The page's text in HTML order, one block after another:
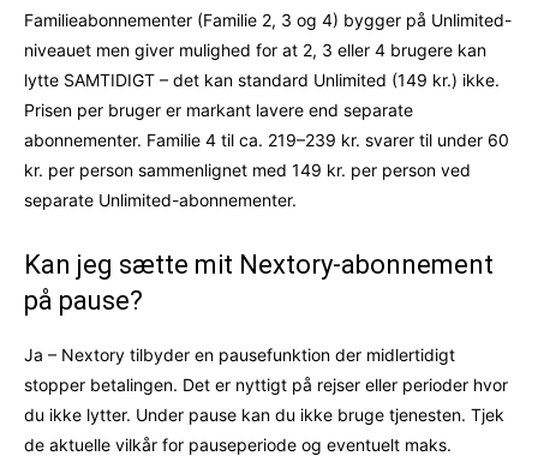
Familieabonnementer (Familie 2, 3 og 4) bygger på Unlimited-
niveauet men giver mulighed for at 2, 3 eller 4 brugere kan
lytte SAMTIDIGT – det kan standard Unlimited (149 kr.) ikke.
Prisen per bruger er markant lavere end separate
abonnementer. Familie 4 til ca. 219–239 kr. svarer til under 60
kr. per person sammenlignet med 149 kr. per person ved
separate Unlimited-abonnementer.
Kan jeg sætte mit Nextory-abonnement
på pause?
Ja – Nextory tilbyder en pausefunktion der midlertidigt
stopper betalingen. Det er nyttigt på rejser eller perioder hvor
du ikke lytter. Under pause kan du ikke bruge tjenesten. Tjek
de aktuelle vilkår for pauseperiode og eventuelt maks.